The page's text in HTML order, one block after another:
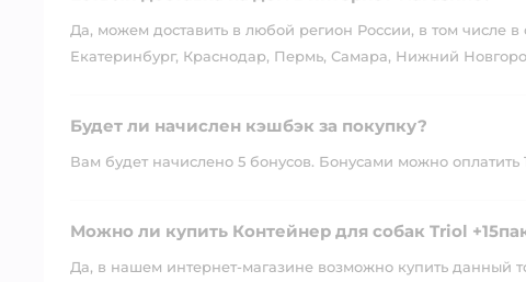
Да, можем доставить в любой регион России, в том числе
Екатеринбург, Краснодар, Пермь, Самара, Нижний
Будет ли начислен кэшбэк за покупку?
Вам будет начислено 5 бонусов. Бонусами можно оплатить
Можно ли купить Контейнер для собак Triol
Да, в нашем интернет-магазине возможно купить данный